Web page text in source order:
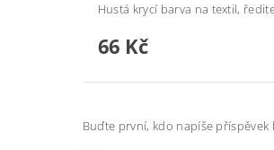
Hustá krycí barva na textil,
66 Kč
Buďte první, kdo napíše příspěvek